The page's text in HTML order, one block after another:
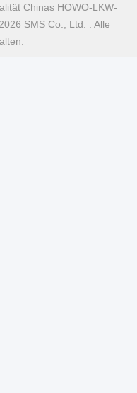
Chinas HOWO-LKW-
SMS Co., Ltd. . Alle